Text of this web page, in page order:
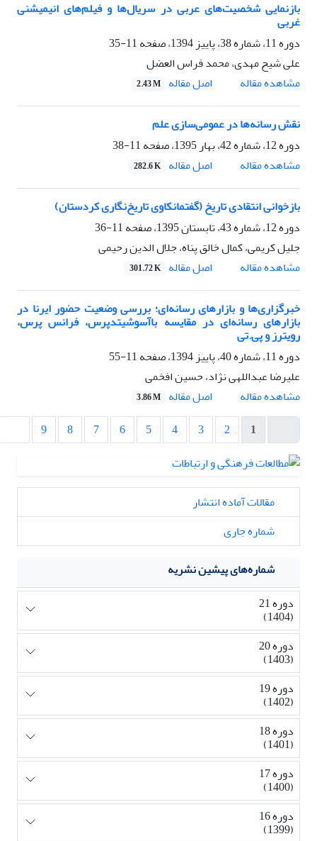
بازنمایى شخصیت‌های عربى در سریال‌ها و فیلم‌هاى انیمیشنى
غربى
دوره 11، شماره 38، پاییز 1394، صفحه
11-35
علی شیح مهدی، محمد فراس العضل
مشاهده مقاله
اصل مقاله 2.43 M
نقش رسانه‌ها در عمومی‌سازی علم
دوره 12، شماره 42، بهار 1395، صفحه
11-38
مشاهده مقاله
اصل مقاله 282.6 K
بازخوانی انتقادی تاریخ (گفتمانکاوی تاریخ‌نگاری کردستان)
دوره 12، شماره 43، تابستان 1395، صفحه
11-36
جلیل کریمی، کمال خالق پناه، جلال الدین رحیمی
مشاهده مقاله
اصل مقاله 301.72 K
خبرگزاری‌ها و بازارهای رسانه‌ای؛ بررسی وضعیت حضور ایرنا در
بازارهای رسانه‌ای در مقایسه باآسوشیتدپرس، فرانس پرس،
رویترز و پی.تی
دوره 11، شماره 40، پاییز 1394، صفحه
11-55
علیرضا عبداللهی نژاد، حسین افخمی
مشاهده مقاله
اصل مقاله 3.86 M
1
2
3
4
5
6
7
8
9
مقالات آماده انتشار
شماره جاری
شماره‌های پیشین نشریه
دوره 21
(1404)
دوره 20
(1403)
دوره 19
(1402)
دوره 18
(1401)
دوره 17
(1400)
دوره 16
(1399)